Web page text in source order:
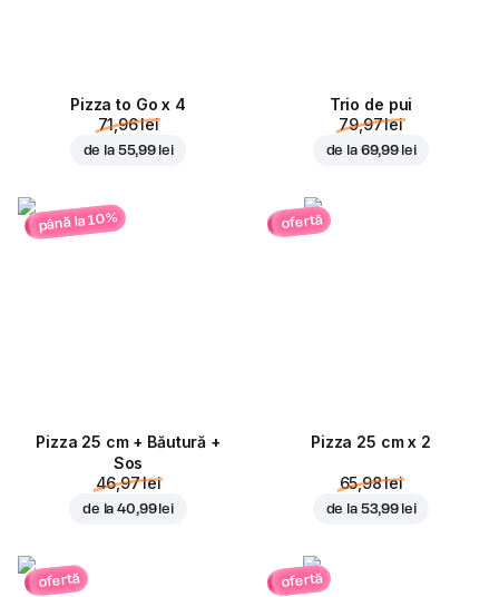
Pizza to Go x 4
71,96 lei
de la 55,99 lei
Trio de pui
79,97 lei
de la 69,99 lei
până la 10%
Pizza 25 cm + Băutură +
Sos
46,97 lei
de la40,99 lei
ofertă
Pizza 25 cm x 2
65,98 lei
de la 53,99 lei
ofertă ofertă